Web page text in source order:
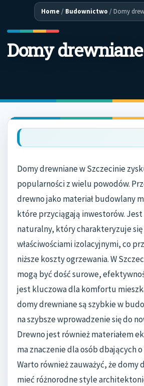
Home / Budownictwo /Domy
Domy
Domy drewniane w Szczecinie
popularności z wielu powodów.
drewno jako materiał budowlany
które przyciągają inwestorów.
naturalny, który charakteryzuje się
właściwościami izolacyjnymi, co
niższe koszty ogrzewania. W
mogą być dość surowe,
jest kluczowa dla komfortu
domy drewniane są szybkie w
na szybsze wprowadzenie się do
Drewno jest również materiałem
ma znaczenie dla osób dbających
Warto również zauważyć, że domy
mieć różnorodne style